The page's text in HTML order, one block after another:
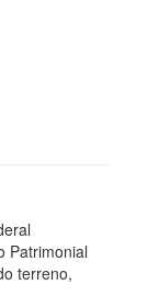
Patrimonial
terreno,